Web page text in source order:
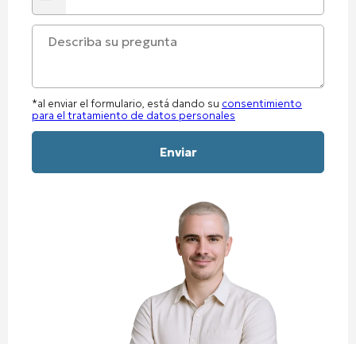
States
+1
*al enviar el formulario, está dando su consentimiento
para el tratamiento de datos personales